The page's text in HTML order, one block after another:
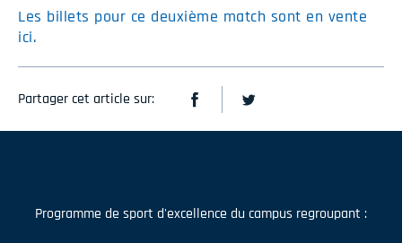
Les billets pour ce deuxième match sont en vente
ici.
Partager cet article sur:
Programme de sport d'excellence du campus regroupant :